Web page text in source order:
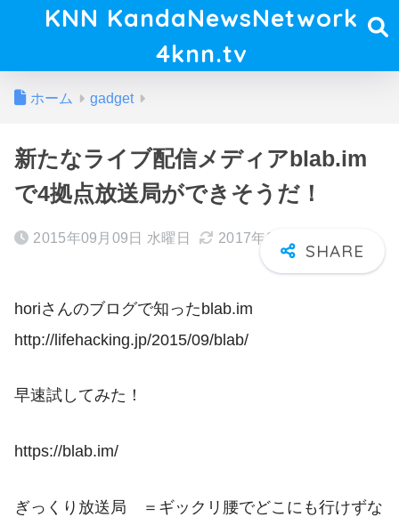
KNN KandaNewsNetwork
4knn.tv
ホーム gadget
新たなライブ配信メディアblab.im
で4拠点放送局ができそうだ！
2015年09月09日 水曜日 2017年04月09日 日曜日
horiさんのブログで知ったblab.im
http://lifehacking.jp/2015/09/blab/
早速試してみた！
https://blab.im/
ぎっくり放送局 ＝ギックリ腰でどこにも行けずな